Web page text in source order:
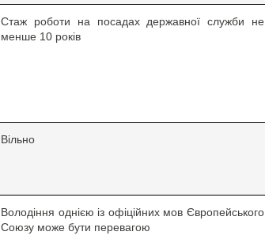
Стаж роботи на посадах державної служби не
менше 10 років
Вільно
Володіння однією із офіційних мов Європейського
Союзу може бути перевагою